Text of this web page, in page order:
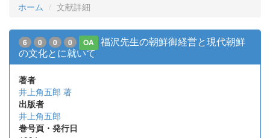
ホーム 文献詳細
6 0 0 0 OA
福沢先生の朝鮮御経営と現代朝鮮
の文化とに就いて
著者
井上角五郎 著
出版者
井上角五郎
巻号頁・発行日